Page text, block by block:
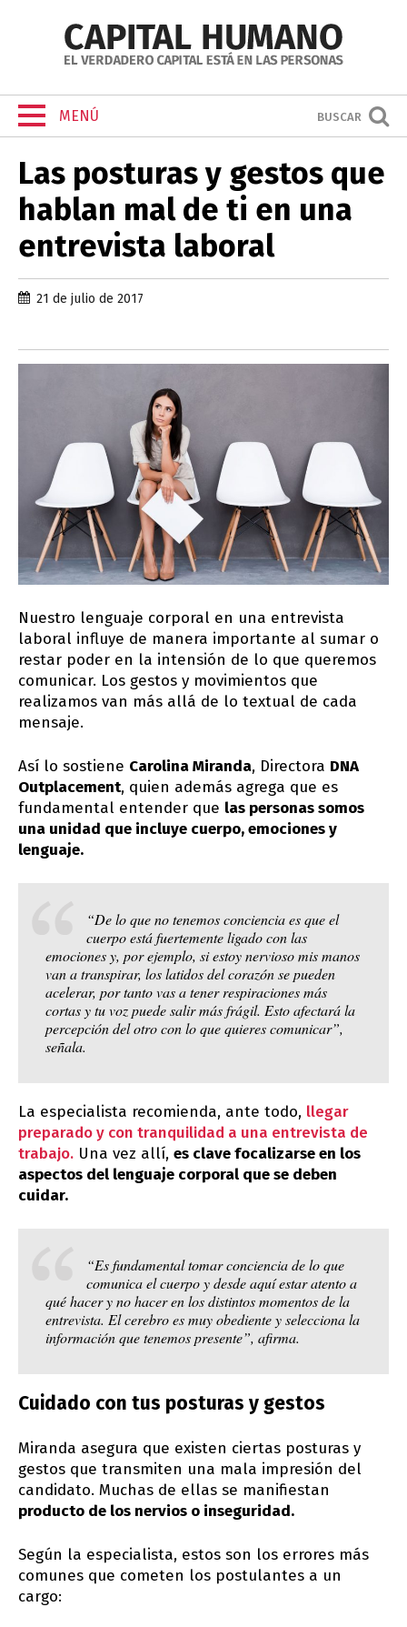
MENÚ BUSCAR
Las posturas y gestos que
hablan mal de ti en una
entrevista laboral
21 de julio de 2017
Nuestro lenguaje corporal en una entrevista
laboral influye de manera importante al sumar o
restar poder en la intensión de lo que queremos
comunicar. Los gestos y movimientos que
realizamos van más allá de lo textual de cada
mensaje.
Así lo sostiene Carolina Miranda, Directora DNA
Outplacement, quien además agrega que es
fundamental entender que las personas somos
una unidad que incluye cuerpo, emociones y
lenguaje.
“De lo que no tenemos conciencia es que el
cuerpo está fuertemente ligado con las
emociones y, por ejemplo, si estoy nervioso mis manos
van a transpirar, los latidos del corazón se pueden
acelerar, por tanto vas a tener respiraciones más
cortas y tu voz puede salir más frágil. Esto afectará la
percepción del otro con lo que quieres comunicar”,
señala.
La especialista recomienda, ante todo, llegar
preparado y con tranquilidad a una entrevista de
trabajo. Una vez allí, es clave focalizarse en los
aspectos del lenguaje corporal que se deben
cuidar.
“Es fundamental tomar conciencia de lo que
comunica el cuerpo y desde aquí estar atento a
qué hacer y no hacer en los distintos momentos de la
entrevista. El cerebro es muy obediente y selecciona la
información que tenemos presente”, afirma.
Cuidado con tus posturas y gestos
Miranda asegura que existen ciertas posturas y
gestos que transmiten una mala impresión del
candidato. Muchas de ellas se manifiestan
producto de los nervios o inseguridad.
Según la especialista, estos son los errores más
comunes que cometen los postulantes a un
cargo: